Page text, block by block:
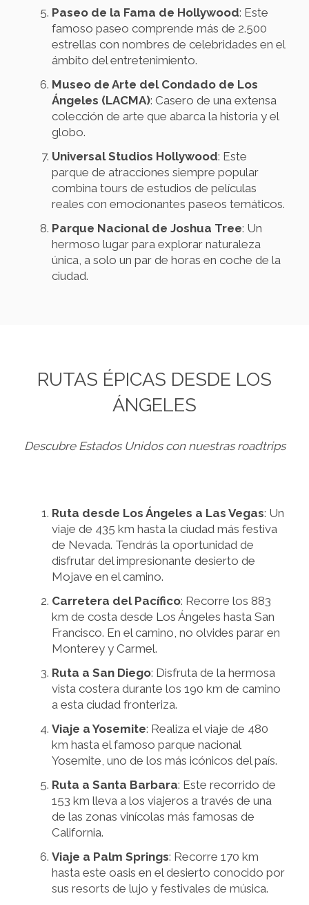
Paseo de la Fama de Hollywood: Este
famoso paseo comprende más de 2.500
estrellas con nombres de celebridades en el
ámbito del entretenimiento.
Museo de Arte del Condado de Los
Ángeles (LACMA): Casero de una extensa
colección de arte que abarca la historia y el
globo.
Universal Studios Hollywood: Este
parque de atracciones siempre popular
combina tours de estudios de películas
reales con emocionantes paseos temáticos.
Parque Nacional de Joshua Tree: Un
hermoso lugar para explorar naturaleza
única, a solo un par de horas en coche de la
ciudad.
RUTAS ÉPICAS DESDE LOS
ÁNGELES
Descubre Estados Unidos con nuestras roadtrips
Ruta desde Los Ángeles a Las Vegas: Un
viaje de 435 km hasta la ciudad más festiva
de Nevada. Tendrás la oportunidad de
disfrutar del impresionante desierto de
Mojave en el camino.
Carretera del Pacífico: Recorre los 883
km de costa desde Los Ángeles hasta San
Francisco. En el camino, no olvides parar en
Monterey y Carmel.
Ruta a San Diego: Disfruta de la hermosa
vista costera durante los 190 km de camino
a esta ciudad fronteriza.
Viaje a Yosemite: Realiza el viaje de 480
km hasta el famoso parque nacional
Yosemite, uno de los más icónicos del país.
Ruta a Santa Barbara: Este recorrido de
153 km lleva a los viajeros a través de una
de las zonas vinícolas más famosas de
California.
Viaje a Palm Springs: Recorre 170 km
hasta este oasis en el desierto conocido por
sus resorts de lujo y festivales de música.